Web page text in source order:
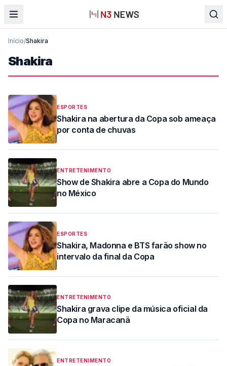
Início/Shakira
Shakira
ESPORTES
Shakira na abertura da Copa sob ameaça
por conta de chuvas
ENTRETENIMENTO
Show de Shakira abre a Copa do Mundo
no México
ESPORTES
Shakira, Madonna e BTS farão show no
intervalo da final da Copa
ENTRETENIMENTO
Shakira grava clipe da música oficial da
Copa no Maracanã
ENTRETENIMENTO